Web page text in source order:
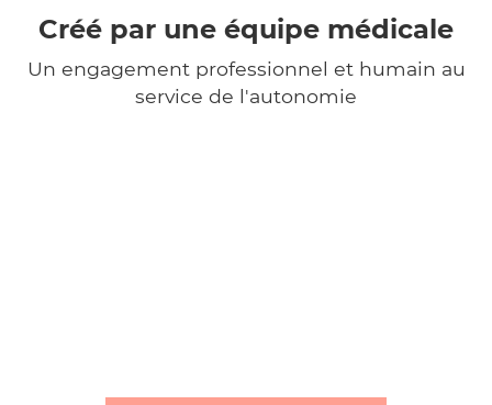
Créé par une équipe médicale
Un engagement professionnel et humain au
service de l'autonomie